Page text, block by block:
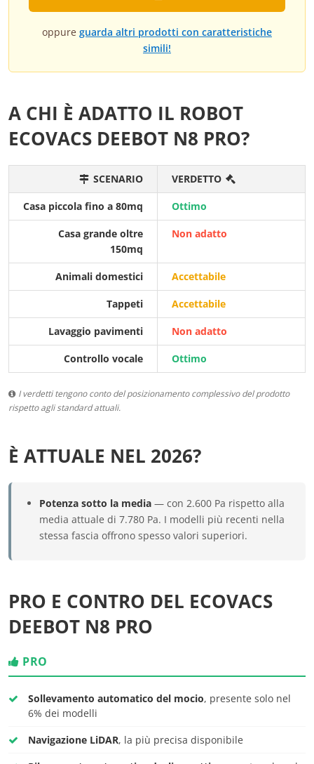
oppure guarda altri prodotti con caratteristiche
simili!
A CHI È ADATTO IL ROBOT
ECOVACS DEEBOT N8 PRO?
SCENARIO VERDETTO
Casa piccola fino a 80mq Ottimo
Casa grande oltre
150mq
Non adatto
Animali domestici Accettabile
Tappeti Accettabile
Lavaggio pavimenti Non adatto
Controllo vocale Ottimo
I verdetti tengono conto del posizionamento complessivo del prodotto
rispetto agli standard attuali.
È ATTUALE NEL 2026?
Potenza sotto la media — con 2.600 Pa rispetto alla
media attuale di 7.780 Pa. I modelli più recenti nella
stessa fascia offrono spesso valori superiori.
PRO E CONTRO DEL ECOVACS
DEEBOT N8 PRO
PRO
Sollevamento automatico del mocio, presente solo nel
6% dei modelli
Navigazione LiDAR, la più precisa disponibile